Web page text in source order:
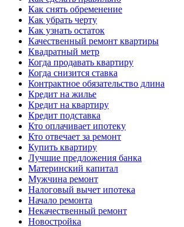
Как снять обременение
Как убрать черту
Как узнать остаток
Качественный ремонт квартиры
Квадратный метр
Когда продавать квартиру
Когда снизится ставка
Контрактное обязательство длина
Кредит на жилье
Кредит на квартиру
Кредит подставка
Кто оплачивает ипотеку
Кто отвечает за ремонт
Купить квартиру
Лучшие предложения банка
Материнский капитал
Мужчина ремонт
Налоговый вычет ипотека
Начало ремонта
Некачественный ремонт
Новостройка